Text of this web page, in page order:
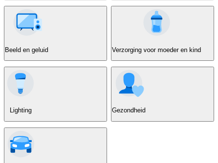
Beeld en geluid Verzorging voor moeder en kind
Lighting Gezondheid